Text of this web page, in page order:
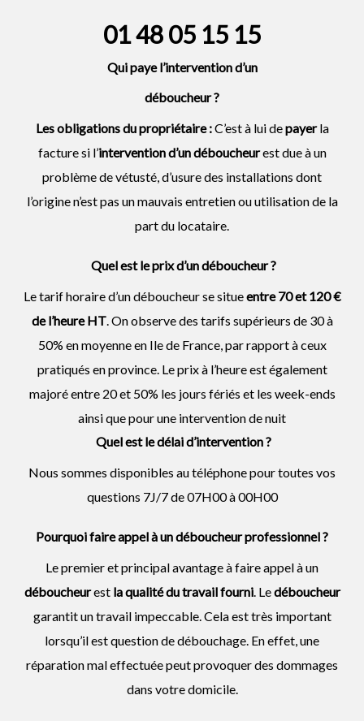
01 48 05 15 15
Qui paye l’intervention d’un
déboucheur?
Les obligations du propriétaire :C’est à lui depayerla
facture si l’intervention d’undéboucheurest due à un
problème de vétusté, d’usure des installations dont
l’origine n’est pas un mauvais entretien ou utilisation de la
part du locataire.
Quel est le prix d’un déboucheur ?
Le tarif horaire d’un déboucheur se situeentre 70 et 120 €
de l’heure HT. On observe des tarifs supérieurs de 30 à
50% en moyenne en Ile de France, par rapport à ceux
pratiqués en province. Le prix à l’heure est également
majoré entre 20 et 50% les jours fériés et les week-ends
ainsi que pour une intervention de nuit
Quel est le délai d’intervention ?
Nous sommes disponibles au téléphone pour toutes vos
questions 7J/7 de 07H00 à 00H00
Pourquoi faire appel à un déboucheur professionnel ?
Le premier et principal avantage à faire appel à un
déboucheurest la qualité du travail fourni. Ledéboucheur
garantit un travail impeccable. Cela est très important
lorsqu’il est question de débouchage. En effet, une
réparation mal effectuée peut provoquer des dommages
dans votre domicile.